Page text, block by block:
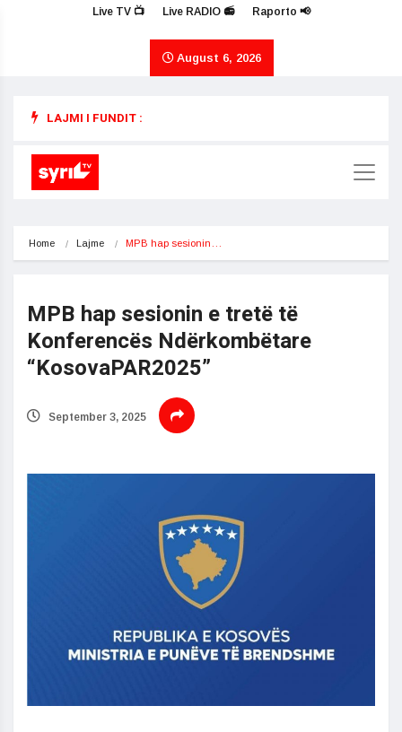
Live TV 📺 Live RADIO 📻 Raporto 📢
August 6, 2026
LAJMI I FUNDIT :
Home Lajme ​MPB hap sesionin…
​MPB hap sesionin e tretë të
Konferencës Ndërkombëtare
“KosovaPAR2025”
September 3, 2025